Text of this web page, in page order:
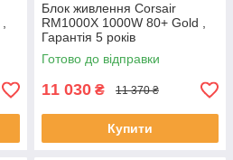
Блок живлення Corsair
RM1000X 1000W 80+ Gold ,
Гарантія 5 років
Готово до відправки
11 030 ₴ 11 370 ₴
Купити